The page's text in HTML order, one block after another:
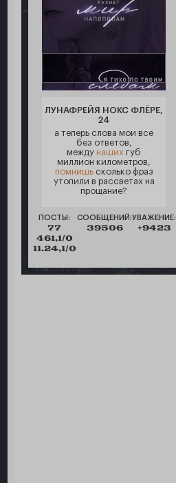
ЛУНАФРЕЙЯ НОКС ФЛЁРЕ,
24
а теперь слова мои все
без ответов,
между наших губ
миллион километров,
помнишьсколько фраз
утопили в рассветах на
прощание?
ПОСТЫ:
77
461,1/0
11.24,1/0
СООБЩЕНИЙ:
39506
УВАЖЕНИЕ:
+9423